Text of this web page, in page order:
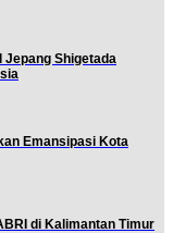
Jepang Shigetada
Emansipasi Kota
di Kalimantan Timur